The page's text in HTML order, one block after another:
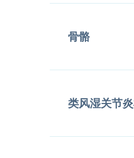
骨骼
类风湿关节